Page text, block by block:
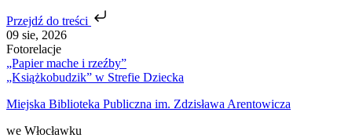
Przejdź do treści
Skip
to
content
09 sie, 2026
Fotorelacje
„Papier mache i rzeźby”
„Książkobudzik” w Strefie Dziecka
Miejska Biblioteka Publiczna im. Zdzisława Arentowicza
we Włocławku